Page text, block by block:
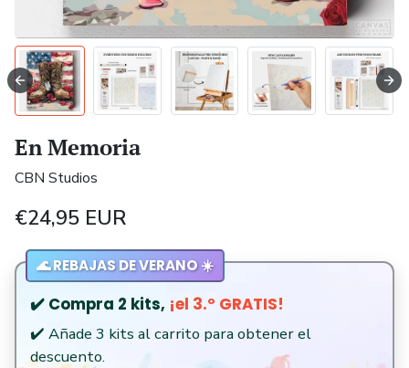
En Memoria
CBN Studios
€24,95 EUR
🌊 REBAJAS DE VERANO ☀️
✔️ Compra 2 kits, ¡el 3.º GRATIS!
✔️ Añade 3 kits al carrito para obtener el
descuento.